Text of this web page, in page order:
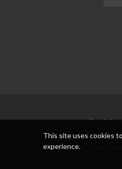
Portfolio
Copyrights © 2020 All
This site uses cookies
experience.